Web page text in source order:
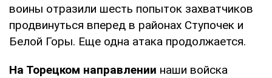
воины отразили шесть попыток захватчиков
продвинуться вперед в районах Ступочек и
Белой Горы. Еще одна атака продолжается.
На Торецком направлении наши войска